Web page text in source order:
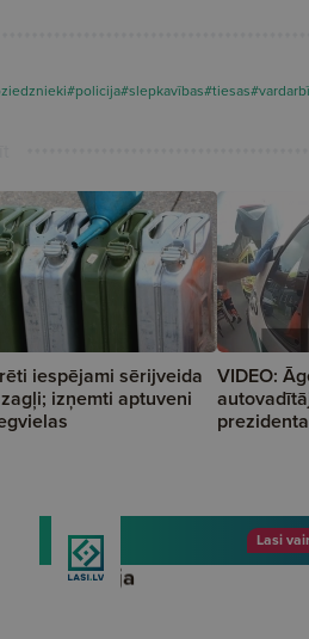
#policija#slepkavības#tiesas
iespējami sērijveida
izņemti aptuveni
VIDEO: